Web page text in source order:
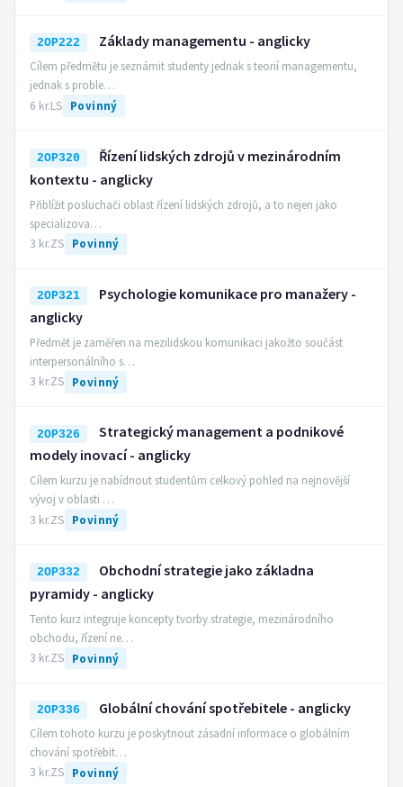
2OP222 Základy managementu - anglicky
Cílem předmětu je seznámit studenty jednak s teorií managementu,
jednak s proble…
6 kr.LS Povinný
2OP320
Řízení lidských zdrojů v mezinárodním
kontextu - anglicky
Přiblížit posluchači oblast řízení lidských zdrojů, a to nejen jako
specializova…
3 kr.ZS Povinný
2OP321
Psychologie komunikace pro manažery -
anglicky
Předmět je zaměřen na mezilidskou komunikaci jakožto součást
interpersonálního s…
3 kr.ZS Povinný
2OP326
Strategický management a podnikové
modely inovací - anglicky
Cílem kurzu je nabídnout studentům celkový pohled na nejnovější
vývoj v oblasti …
3 kr.ZS Povinný
2OP332
Obchodní strategie jako základna
pyramidy - anglicky
Tento kurz integruje koncepty tvorby strategie, mezinárodního
obchodu, řízení ne…
3 kr.ZS Povinný
2OP336 Globální chování spotřebitele - anglicky
Cílem tohoto kurzu je poskytnout zásadní informace o globálním
chování spotřebit…
3 kr.ZS Povinný